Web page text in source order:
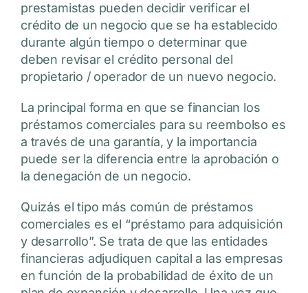
prestamistas pueden decidir verificar el
crédito de un negocio que se ha establecido
durante algún tiempo o determinar que
deben revisar el crédito personal del
propietario / operador de un nuevo negocio.
La principal forma en que se financian los
préstamos comerciales para su reembolso es
a través de una garantía, y la importancia
puede ser la diferencia entre la aprobación o
la denegación de un negocio.
Quizás el tipo más común de préstamos
comerciales es el “préstamo para adquisición
y desarrollo”. Se trata de que las entidades
financieras adjudiquen capital a las empresas
en función de la probabilidad de éxito de un